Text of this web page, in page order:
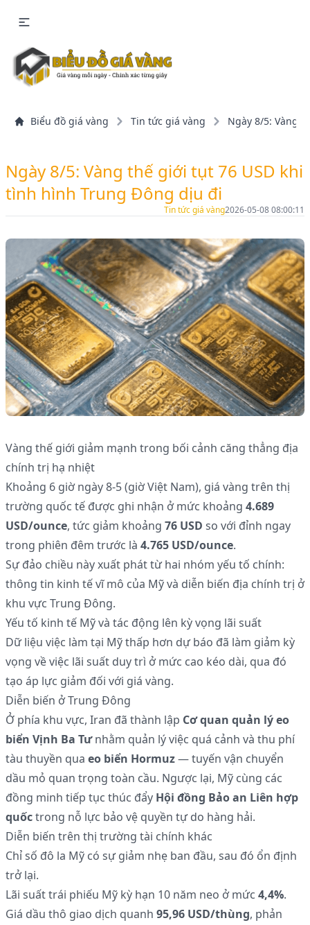
Biểu đồ giá vàng Tin tức giá vàng Ngày 8/5: Vàng
Ngày 8/5: Vàng thế giới tụt 76 USD khi
tình hình Trung Đông dịu đi
Tin tức giá vàng2026-05-08 08:00:11
Vàng thế giới giảm mạnh trong bối cảnh căng thẳng địa
chính trị hạ nhiệt
Khoảng 6 giờ ngày 8-5 (giờ Việt Nam), giá vàng trên thị
trường quốc tế được ghi nhận ở mức khoảng 4.689
USD/ounce, tức giảm khoảng 76 USD so với đỉnh ngay
trong phiên đêm trước là 4.765 USD/ounce.
Sự đảo chiều này xuất phát từ hai nhóm yếu tố chính:
thông tin kinh tế vĩ mô của Mỹ và diễn biến địa chính trị ở
khu vực Trung Đông.
Yếu tố kinh tế Mỹ và tác động lên kỳ vọng lãi suất
Dữ liệu việc làm tại Mỹ thấp hơn dự báo đã làm giảm kỳ
vọng về việc lãi suất duy trì ở mức cao kéo dài, qua đó
tạo áp lực giảm đối với giá vàng.
Diễn biến ở Trung Đông
Ở phía khu vực, Iran đã thành lập Cơ quan quản lý eo
biển Vịnh Ba Tưnhằm quản lý việc quá cảnh và thu phí
tàu thuyền qua eo biển Hormuz— tuyến vận chuyển
dầu mỏ quan trọng toàn cầu. Ngược lại, Mỹ cùng các
đồng minh tiếp tục thúc đẩy Hội đồng Bảo an Liên hợp
quốctrong nỗ lực bảo vệ quyền tự do hàng hải.
Diễn biến trên thị trường tài chính khác
Chỉ số đô la Mỹ có sự giảm nhẹ ban đầu, sau đó ổn định
trở lại.
Lãi suất trái phiếu Mỹ kỳ hạn 10 năm neo ở mức 4,4%.
Giá dầu thô giao dịch quanh 95,96 USD/thùng, phản